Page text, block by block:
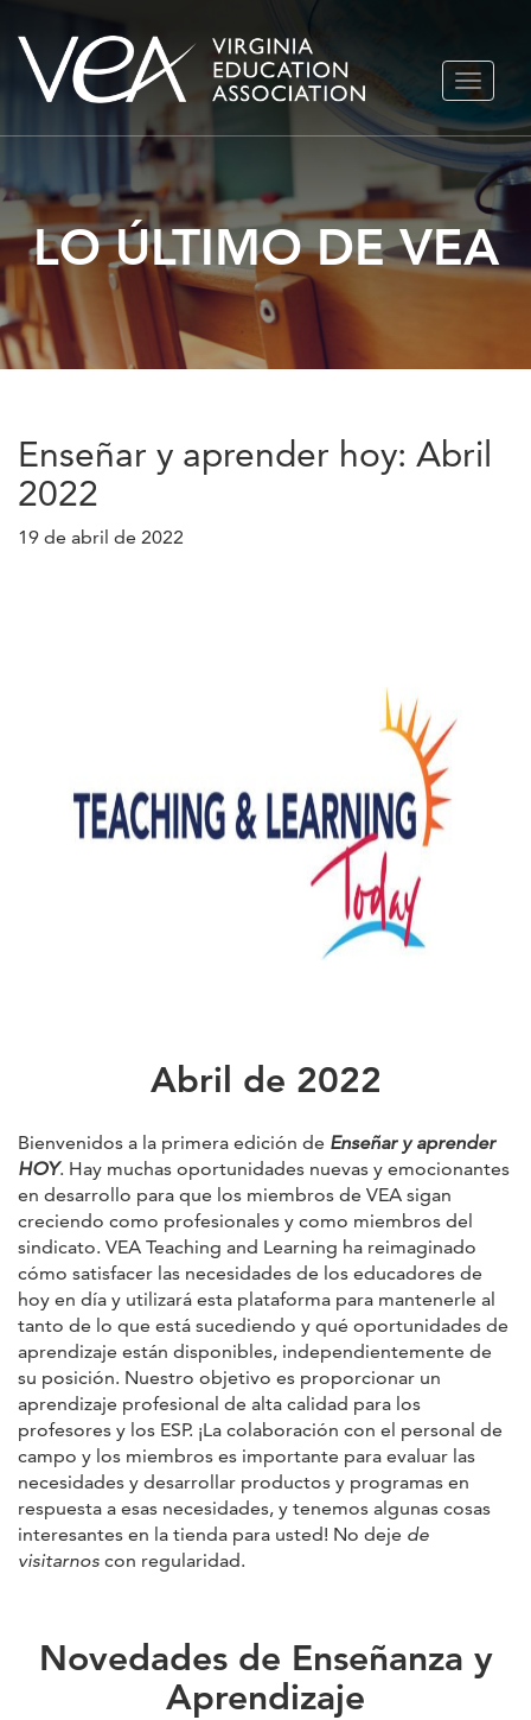
Ir
LO ÚLTIMO DE VEA
Enseñar y aprender hoy: Abril
2022
19 de abril de 2022
Abril de 2022
Bienvenidos a la primera edición de Enseñar y aprender
HOY. Hay muchas oportunidades nuevas y emocionantes
en desarrollo para que los miembros de VEA sigan
creciendo como profesionales y como miembros del
sindicato. VEA Teaching and Learning ha reimaginado
cómo satisfacer las necesidades de los educadores de
hoy en día y utilizará esta plataforma para mantenerle al
tanto de lo que está sucediendo y qué oportunidades de
aprendizaje están disponibles, independientemente de
su posición. Nuestro objetivo es proporcionar un
aprendizaje profesional de alta calidad para los
profesores y los ESP. ¡La colaboración con el personal de
campo y los miembros es importante para evaluar las
necesidades y desarrollar productos y programas en
respuesta a esas necesidades, y tenemos algunas cosas
interesantes en la tienda para usted! No deje de
visitarnos con regularidad.
Novedades de Enseñanza y
Aprendizaje